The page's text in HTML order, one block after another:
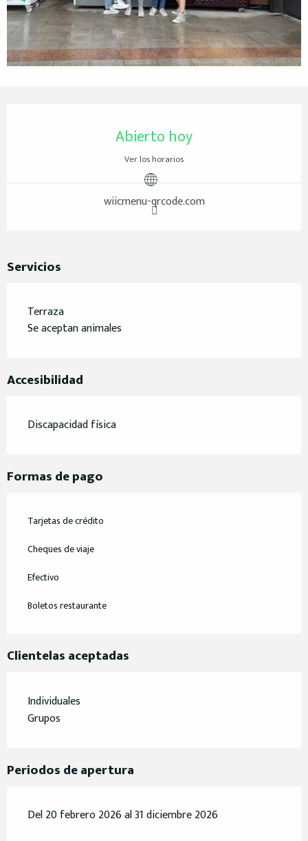
Abierto hoy
Ver los horarios
wiicmenu-qrcode.com
Servicios
Terraza
Se aceptan animales
Accesibilidad
Discapacidad física
Formas de pago
Tarjetas de crédito
Cheques de viaje
Efectivo
Boletos restaurante
Clientelas aceptadas
Individuales
Grupos
Periodos de apertura
Del 20 febrero 2026 al 31 diciembre 2026